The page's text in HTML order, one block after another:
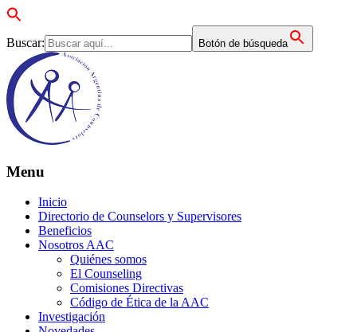
Buscar: Botón de búsqueda
Menu
Inicio
Directorio de Counselors y Supervisores
Beneficios
Nosotros AAC
Quiénes somos
El Counseling
Comisiones Directivas
Código de Ética de la AAC
Investigación